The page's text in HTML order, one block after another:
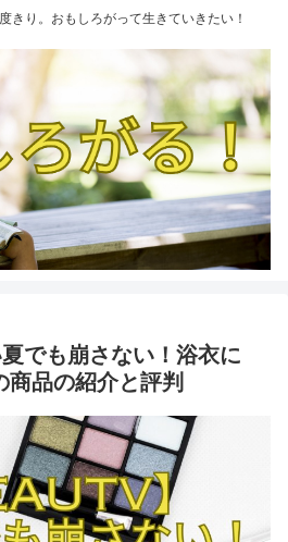
きり。おもしろがって生きていきたい！
夏でも崩さない！浴衣に
商品の紹介と評判